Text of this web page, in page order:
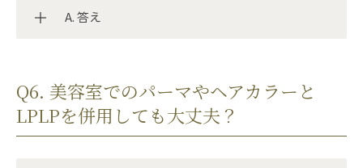
ます。使用する場合は、日を分けて交互に使うのが
おすすめです。
す。
髪は、メラノサイトと呼ばれる色素細胞がメラニン
A. 答え
Q6. 美容室でのパーマやヘアカラーと
LPLPを併用しても大丈夫？